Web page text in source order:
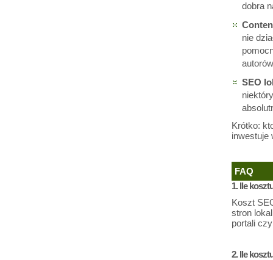
dobra
nie
SEO
Krótko:
inwestuje
FAQ
1. Ile
Koszt
stron
portali
2. Ile